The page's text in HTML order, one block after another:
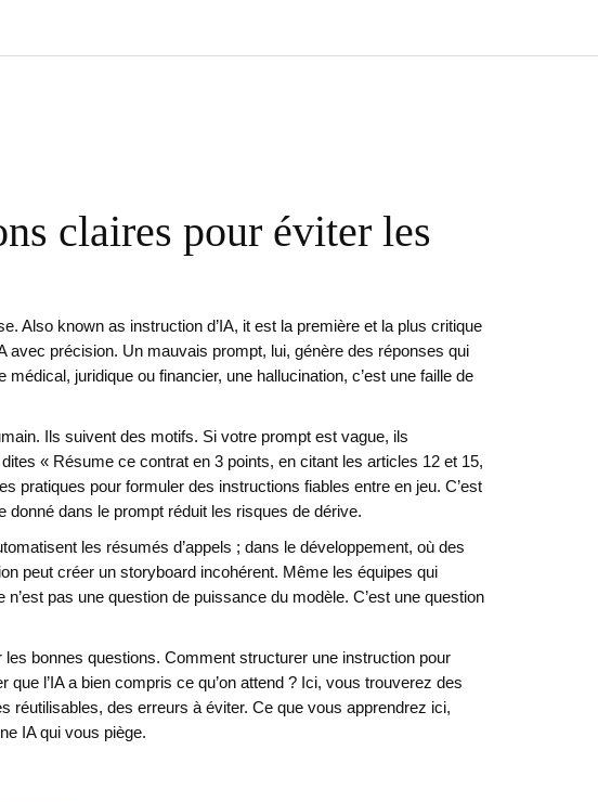
claires pour éviter les
. Also known as instruction d’IA, it est la première et la plus critique
avec précision. Un mauvais prompt, lui, génère des réponses qui
juridique ou financier, une hallucination, c’est une faille de
Ils suivent des motifs. Si votre prompt est vague, ils
« Résume ce contrat en 3 points, en citant les articles 12 et 15,
pratiques pour formuler des instructions fiables entre en jeu. C’est
donné dans le prompt réduit les risques de dérive.
les résumés d’appels ; dans le développement, où des
peut créer un storyboard incohérent. Même les équipes qui
pas une question de puissance du modèle. C’est une question
bonnes questions. Comment structurer une instruction pour
l’IA a bien compris ce qu’on attend ? Ici, vous trouverez des
des erreurs à éviter. Ce que vous apprendrez ici,
IA qui vous piège.